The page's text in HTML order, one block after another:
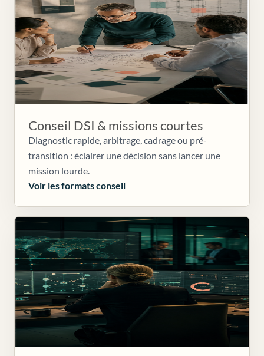
Conseil DSI & missions courtes
Diagnostic rapide, arbitrage, cadrage ou pré-
transition : éclairer une décision sans lancer une
mission lourde.
Voir les formats conseil